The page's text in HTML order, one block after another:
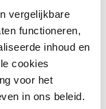
vergelijkbare
functioneren,
inhoud en
cookies
voor het
in ons beleid.